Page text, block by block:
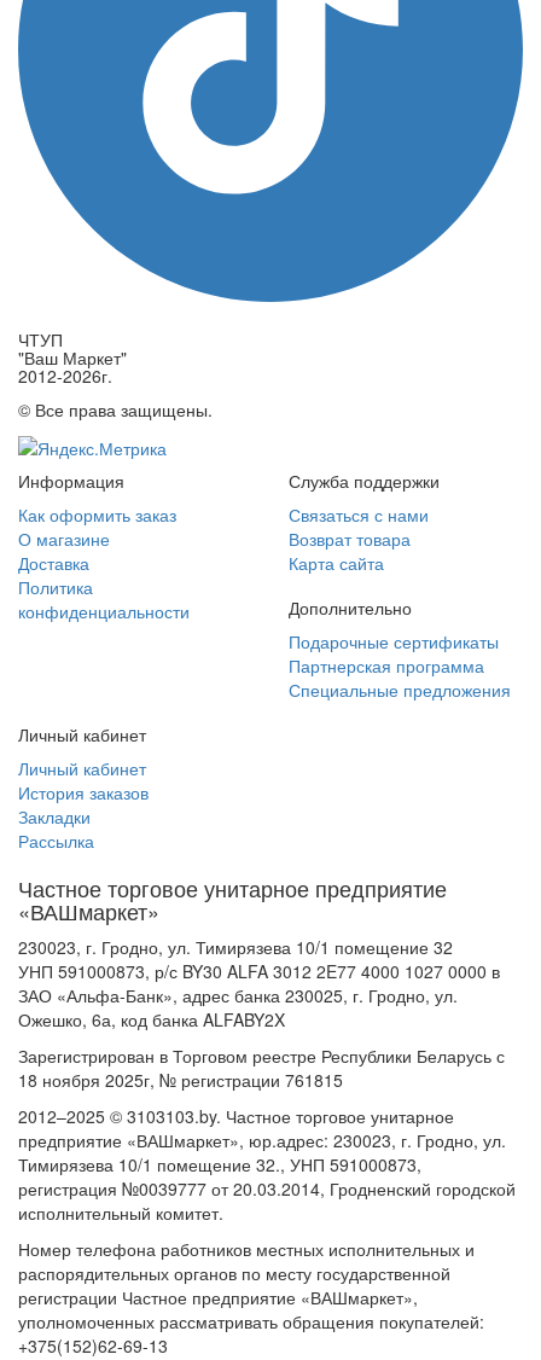
ЧТУП
"Ваш Маркет"
2012-2026г.
© Все права защищены.
Информация
Как оформить заказ
О магазине
Доставка
Политика
конфиденциальности
Служба поддержки
Связаться с нами
Возврат товара
Карта сайта
Дополнительно
Подарочные сертификаты
Партнерская программа
Специальные предложения
Личный кабинет
Личный кабинет
История заказов
Закладки
Рассылка
Частное торговое унитарное предприятие
«ВАШмаркет»
230023, г. Гродно, ул. Тимирязева 10/1 помещение 32
УНП 591000873, р/с BY30 ALFA 3012 2E77 4000 1027 0000 в
ЗАО «Альфа-Банк», адрес банка 230025, г. Гродно, ул.
Ожешко, 6а, код банка ALFABY2X
Зарегистрирован в Торговом реестре Республики Беларусь с
18 ноября 2025г, № регистрации 761815
2012–2025 © 3103103.by. Частное торговое унитарное
предприятие «ВАШмаркет», юр.адрес: 230023, г. Гродно, ул.
Тимирязева 10/1 помещение 32., УНП 591000873,
регистрация №0039777 от 20.03.2014, Гродненский городской
исполнительный комитет.
Номер телефона работников местных исполнительных и
распорядительных органов по месту государственной
регистрации Частное предприятие «ВАШмаркет»,
уполномоченных рассматривать обращения покупателей:
+375(152)62-69-13